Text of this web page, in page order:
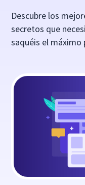
Descubre los
secretos que
saquéis el máximo